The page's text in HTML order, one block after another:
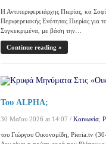
Η Αντιπεριφερειάρχης Πιερίας, κα
Περιφερειακής Ενότητας Πιερίας για
Συγκεκριμένα, με βάση την…
Continue reading »
Του ALPHA;
30 Μαΐου 2026 at 14:07 / Κοινωνία
του Γιώργου Οικονομίδη, Pieria.tv